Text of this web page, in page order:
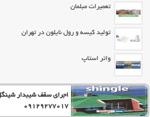
تعمیرات مبلمان
تولید کیسه و رول نایلون در تهران
واتر استاپ
تماس با ما
اجرای سقف شیبدار
09129277017